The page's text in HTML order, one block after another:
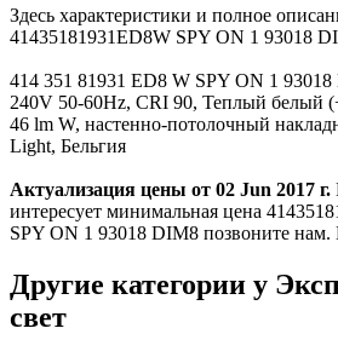
Здесь характеристики и полное
41435181931ED8W SPY ON 1 93018
414 351 81931 ED8 W SPY ON 1
240V 50-60Hz, CRI 90, Теплый белый
46 lm W, настенно-потолочный
Light, Бельгия
Актуализация цены от 02 Jun 2017 г.
интересует минимальная цена
SPY ON 1 93018 DIM8 позвоните нам.
Другие категории у
свет